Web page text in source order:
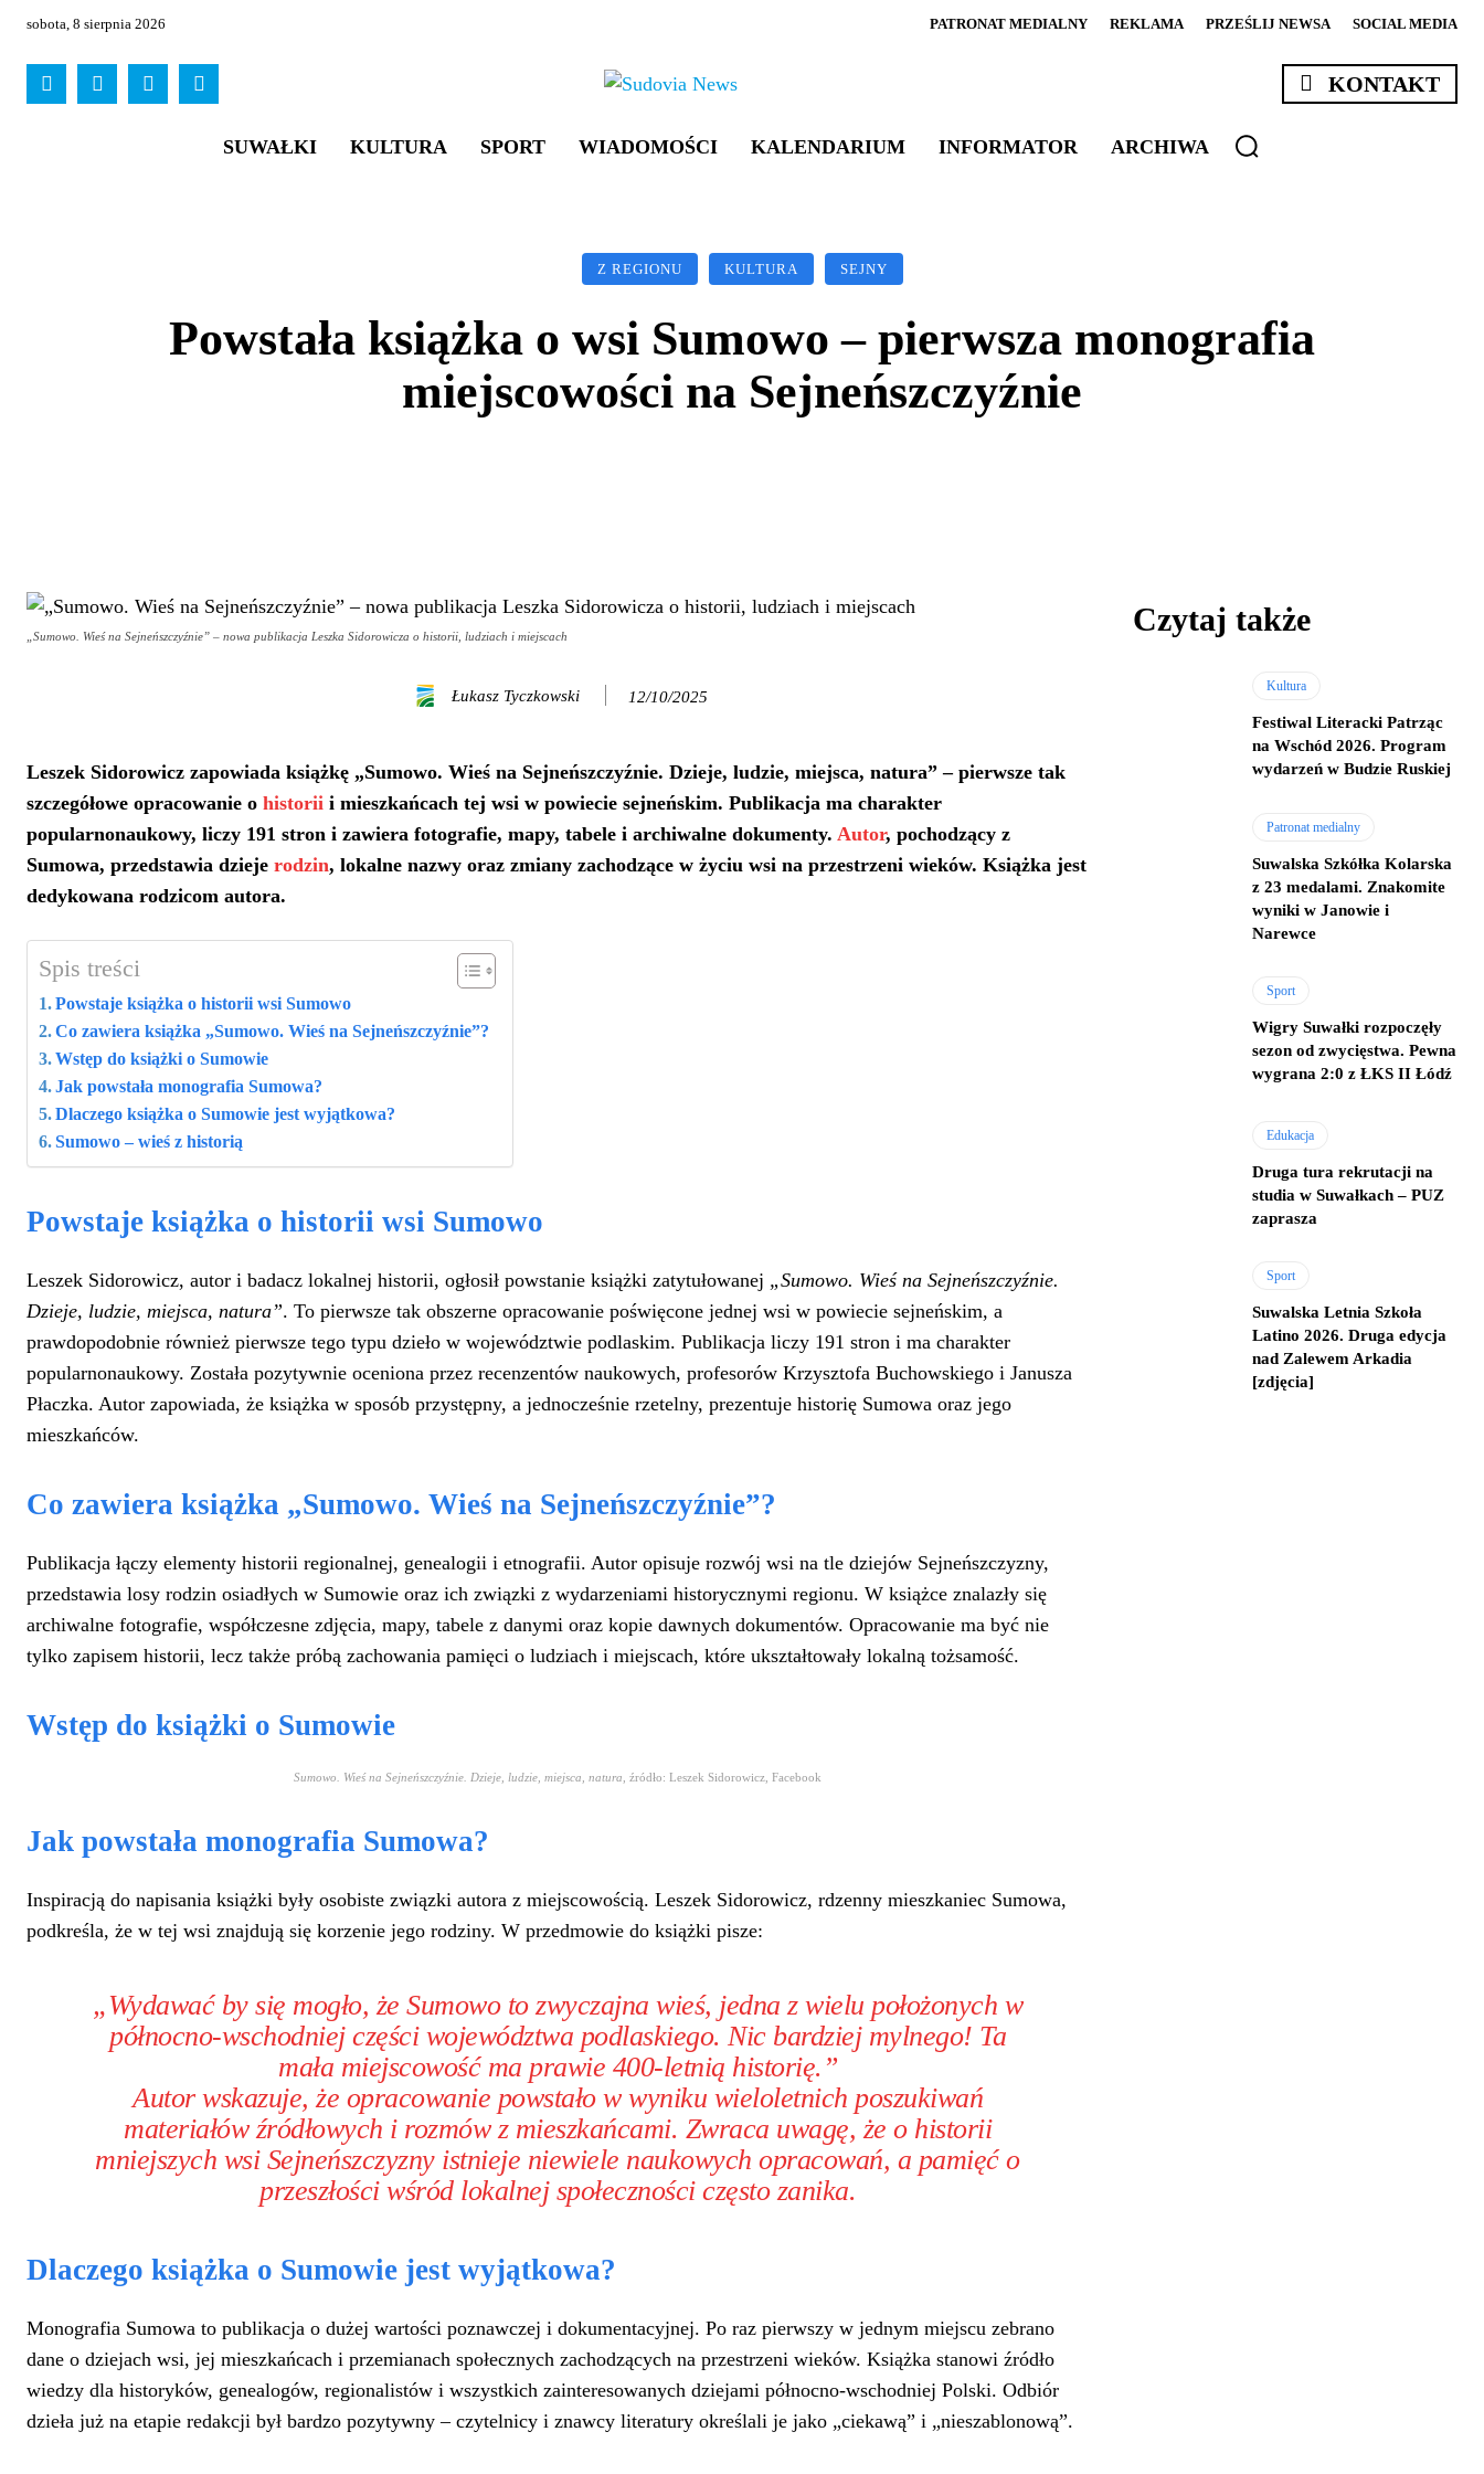
sobota, 8 sierpnia 2026 PATRONAT MEDIALNY REKLAMA PRZEŚLIJ NEWSA SOCIAL MEDIA
KONTAKT
SUWAŁKI KULTURA SPORT WIADOMOŚCI KALENDARIUM INFORMATOR ARCHIWA
Z REGIONU KULTURA SEJNY
Powstała książka o wsi Sumowo – pierwsza monografia
miejscowości na Sejneńszczyźnie
„Sumowo. Wieś na Sejneńszczyźnie” – nowa publikacja Leszka Sidorowicza o historii, ludziach i miejscach
Łukasz Tyczkowski 12/10/2025
Leszek Sidorowicz zapowiada książkę „Sumowo. Wieś na Sejneńszczyźnie. Dzieje, ludzie, miejsca, natura” – pierwsze tak
szczegółowe opracowanie o historii i mieszkańcach tej wsi w powiecie sejneńskim. Publikacja ma charakter
popularnonaukowy, liczy 191 stron i zawiera fotografie, mapy, tabele i archiwalne dokumenty. Autor, pochodzący z
Sumowa, przedstawia dzieje rodzin, lokalne nazwy oraz zmiany zachodzące w życiu wsi na przestrzeni wieków. Książka jest
dedykowana rodzicom autora.
Spis treści
Powstaje książka o historii wsi Sumowo
Co zawiera książka „Sumowo. Wieś na Sejneńszczyźnie”?
Wstęp do książki o Sumowie
Jak powstała monografia Sumowa?
Dlaczego książka o Sumowie jest wyjątkowa?
Sumowo – wieś z historią
Powstaje książka o historii wsi Sumowo
Leszek Sidorowicz, autor i badacz lokalnej historii, ogłosił powstanie książki zatytułowanej „Sumowo. Wieś na Sejneńszczyźnie.
Dzieje, ludzie, miejsca, natura”. To pierwsze tak obszerne opracowanie poświęcone jednej wsi w powiecie sejneńskim, a
prawdopodobnie również pierwsze tego typu dzieło w województwie podlaskim. Publikacja liczy 191 stron i ma charakter
popularnonaukowy. Została pozytywnie oceniona przez recenzentów naukowych, profesorów Krzysztofa Buchowskiego i Janusza
Płaczka. Autor zapowiada, że książka w sposób przystępny, a jednocześnie rzetelny, prezentuje historię Sumowa oraz jego
mieszkańców.
Co zawiera książka „Sumowo. Wieś na Sejneńszczyźnie”?
Publikacja łączy elementy historii regionalnej, genealogii i etnografii. Autor opisuje rozwój wsi na tle dziejów Sejneńszczyzny,
przedstawia losy rodzin osiadłych w Sumowie oraz ich związki z wydarzeniami historycznymi regionu. W książce znalazły się
archiwalne fotografie, współczesne zdjęcia, mapy, tabele z danymi oraz kopie dawnych dokumentów. Opracowanie ma być nie
tylko zapisem historii, lecz także próbą zachowania pamięci o ludziach i miejscach, które ukształtowały lokalną tożsamość.
Wstęp do książki o Sumowie
Sumowo. Wieś na Sejneńszczyźnie. Dzieje, ludzie, miejsca, natura , źródło: Leszek Sidorowicz, Facebook
Jak powstała monografia Sumowa?
Inspiracją do napisania książki były osobiste związki autora z miejscowością. Leszek Sidorowicz, rdzenny mieszkaniec Sumowa,
podkreśla, że w tej wsi znajdują się korzenie jego rodziny. W przedmowie do książki pisze:
„Wydawać by się mogło, że Sumowo to zwyczajna wieś, jedna z wielu położonych w
północno-wschodniej części województwa podlaskiego. Nic bardziej mylnego! Ta
mała miejscowość ma prawie 400-letnią historię.”
Autor wskazuje, że opracowanie powstało w wyniku wieloletnich poszukiwań
materiałów źródłowych i rozmów z mieszkańcami. Zwraca uwagę, że o historii
mniejszych wsi Sejneńszczyzny istnieje niewiele naukowych opracowań, a pamięć o
przeszłości wśród lokalnej społeczności często zanika.
Dlaczego książka o Sumowie jest wyjątkowa?
Monografia Sumowa to publikacja o dużej wartości poznawczej i dokumentacyjnej. Po raz pierwszy w jednym miejscu zebrano
dane o dziejach wsi, jej mieszkańcach i przemianach społecznych zachodzących na przestrzeni wieków. Książka stanowi źródło
wiedzy dla historyków, genealogów, regionalistów i wszystkich zainteresowanych dziejami północno-wschodniej Polski. Odbiór
dzieła już na etapie redakcji był bardzo pozytywny – czytelnicy i znawcy literatury określali je jako „ciekawą” i „nieszablonową”.
Czytaj także
Kultura
Festiwal Literacki Patrząc
na Wschód 2026. Program
wydarzeń w Budzie Ruskiej
Patronat medialny
Suwalska Szkółka Kolarska
z 23 medalami. Znakomite
wyniki w Janowie i
Narewce
Sport
Wigry Suwałki rozpoczęły
sezon od zwycięstwa. Pewna
wygrana 2:0 z ŁKS II Łódź
Edukacja
Druga tura rekrutacji na
studia w Suwałkach – PUZ
zaprasza
Sport
Suwalska Letnia Szkoła
Latino 2026. Druga edycja
nad Zalewem Arkadia
[zdjęcia]